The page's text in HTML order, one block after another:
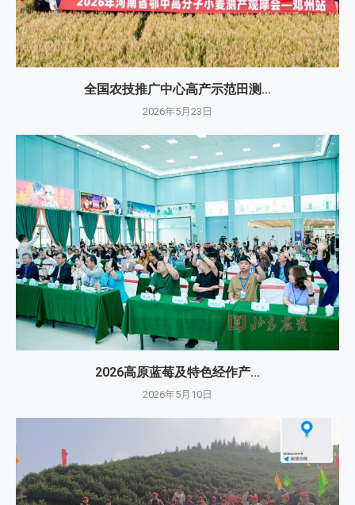
全国农技推广中心高产示范田测...
2026年5月23日
2026高原蓝莓及特色经作产...
2026年5月10日